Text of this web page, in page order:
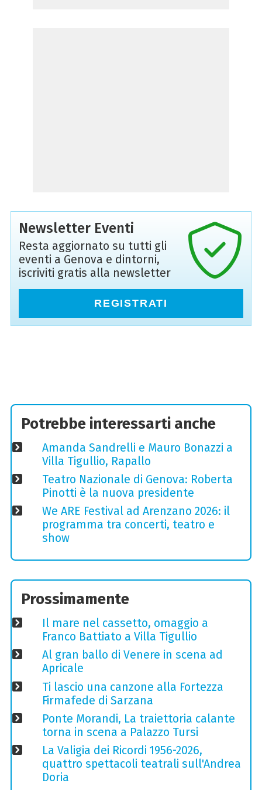
Newsletter Eventi
Resta aggiornato su tutti gli
eventi a Genova e dintorni,
iscriviti gratis alla newsletter
REGISTRATI
Potrebbe interessarti anche
Amanda Sandrelli e Mauro Bonazzi a
Villa Tigullio, Rapallo
Teatro Nazionale di Genova: Roberta
Pinotti è la nuova presidente
We ARE Festival ad Arenzano 2026: il
programma tra concerti, teatro e
show
Prossimamente
Il mare nel cassetto, omaggio a
Franco Battiato a Villa Tigullio
Al gran ballo di Venere in scena ad
Apricale
Ti lascio una canzone alla Fortezza
Firmafede di Sarzana
Ponte Morandi, La traiettoria calante
torna in scena a Palazzo Tursi
La Valigia dei Ricordi 1956-2026,
quattro spettacoli teatrali sull'Andrea
Doria